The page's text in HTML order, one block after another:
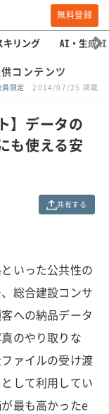
無料登録
キリング AI・生成AI
コンテンツ
員限定 2014/07/25 掲載
】データの
も使える安
共有する
いった公共性の
総合建設コンサ
への納品データ
のやり取りな
ァイルの受け渡
して利用してい
最も高かったe